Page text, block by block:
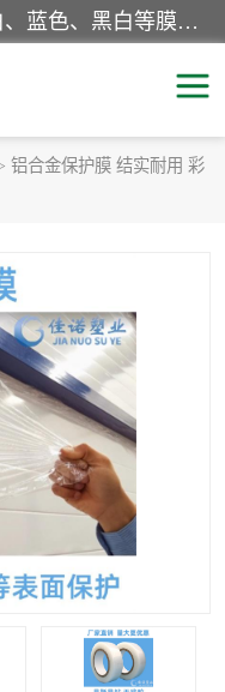
该类保护膜有复合，透明、奶白、蓝色、黑白等膜型。特高粘，高粘，中高粘，中粘，中低粘，低粘等。对于不同的粘力要求有相应的产品相适配。无胶渍残留污染。在较宽的收卷幅度下平整无皱纹，收卷长度大，利于机械化及自动化施工粘贴。为您的产品提供的表面保护解决方案。 产品广泛适用于：铝材、不锈钢、金属、塑料、电子、家电、家具、玻璃、化工材料、装饰材料等。
铝合金保护膜 结实耐用 彩
保护膜
保护膜
保护膜
黑保护膜
板保护膜
上胶保护膜
性隔离膜